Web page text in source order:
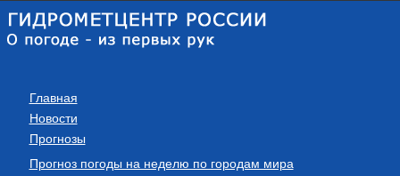
Главная
Новости
Прогнозы
Прогноз погоды на неделю по городам мира